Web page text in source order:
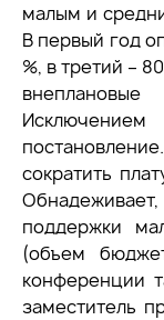
малым и
В первый год
%, в третий –
сократить
поддержки
(объем
конференции
заместитель